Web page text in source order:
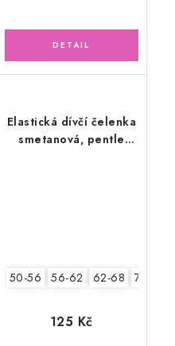
Elastická dívčí čelenka
smetanová, pentle
50-56 56-62 62-68 74-86
125 Kč